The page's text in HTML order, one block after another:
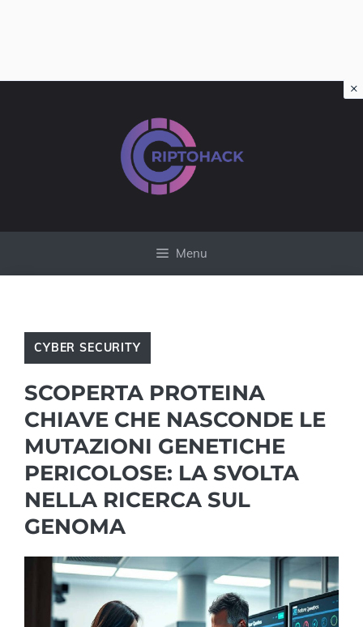
Menu
CYBER SECURITY
SCOPERTA PROTEINA
CHIAVE CHE NASCONDE LE
MUTAZIONI GENETICHE
PERICOLOSE: LA SVOLTA
NELLA RICERCA SUL
GENOMA
×